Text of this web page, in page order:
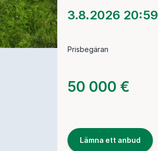
3.8.2026 20:59
Prisbegäran
50 000 €
Lämna ett anbud